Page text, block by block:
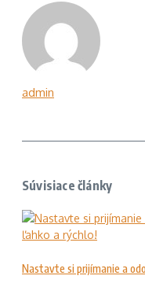
admin
Súvisiace články
Nastavte si prijímanie a